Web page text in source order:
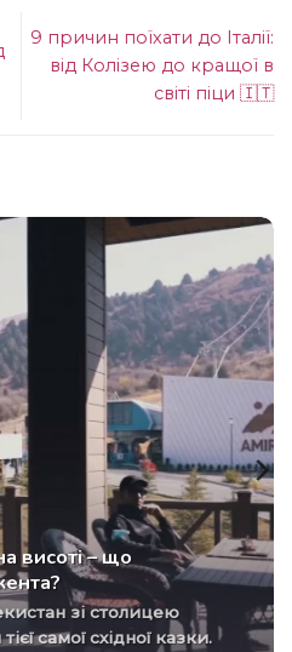
9 причин поїхати до Італії:
від Колізею до кращої в
світі піци 🇮🇹
висоті – що
самої східної казки.